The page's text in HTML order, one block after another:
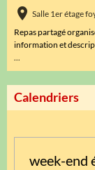
Salle 1er étage
Repas partagé
information et
...
Calendriers
week-end